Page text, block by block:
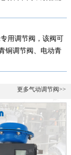
用调节阀，该阀可
铜调节阀、电动青
蒸汽调节阀是一款
研发生产的，蒸汽
台臣阀门专业研
流体控制难题，在
更多气动调节阀>>